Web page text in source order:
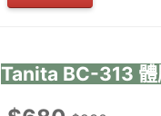
Tanita BC-313 體